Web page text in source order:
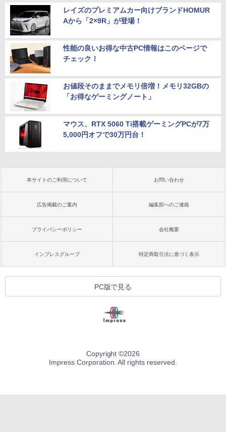
レイズのプレミアムカー向けブランドHOMUR
Aから「2×9R」が登場！
性能の良いお得な中古PC情報はこのページで
チェック！
お値段そのままでメモリ倍増！メモリ32GBの
「お得なゲーミングノート」
マウス、RTX 5060 Ti搭載ゲーミングPCが7万
5,000円オフで30万円台！
本サイトのご利用について お問い合わせ
広告掲載のご案内 編集部へのご連絡
プライバシーポリシー 会社概要
インプレスグループ 特定商取引法に基づく表示
PC版で見る
Copyright ©2026
Impress Corporation. All rights reserved.